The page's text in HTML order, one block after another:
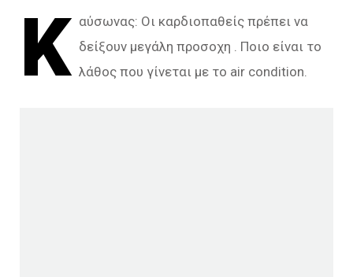
Κ αύσωνας: Οι καρδιοπαθείς πρέπει να
δείξουν μεγάλη προσοχη . Ποιο είναι το
λάθος που γίνεται με το air condition.